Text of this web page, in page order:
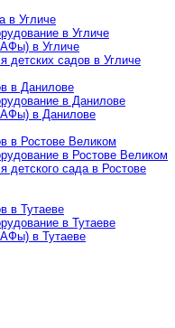
в Угличе
в Угличе
в Угличе
детских садов в Угличе
в Данилове
в Данилове
в Данилове
в Ростове Великом
в Ростове Великом
детского сада в Ростове
в Тутаеве
в Тутаеве
в Тутаеве